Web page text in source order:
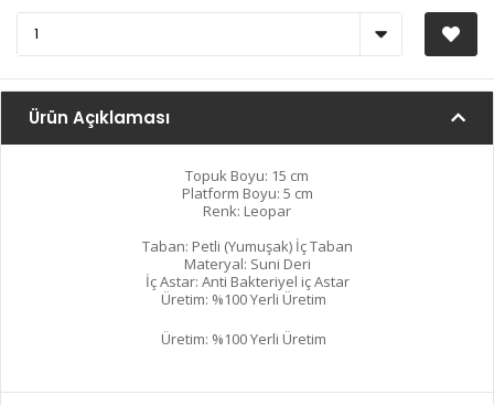
Ürün Açıklaması
Topuk Boyu: 15 cm
Platform Boyu: 5 cm
Renk: Leopar
Taban: Petli (Yumuşak) İç Taban
Materyal: Suni Deri
İç Astar: Anti Bakteriyel iç Astar
Üretim: %100 Yerli Üretim
Üretim: %100 Yerli Üretim